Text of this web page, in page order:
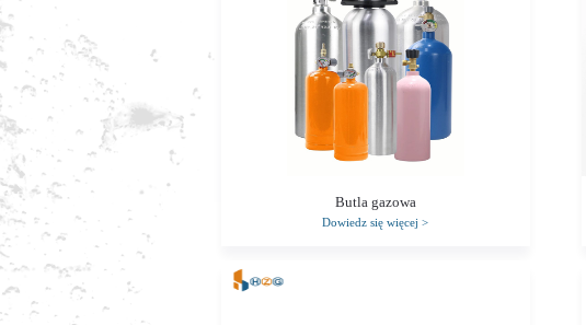
Butla gazowa
Dowiedz się więcej>